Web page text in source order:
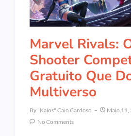
Marvel Rivals:
Shooter
Gratuito Que
Multiverso
By "Kaios" Caio Cardoso
Maio 11,
No Comments